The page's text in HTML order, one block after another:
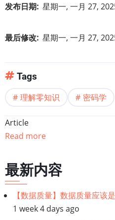
发布日期 星期一, 一月 27,
最后修改 星期一, 一月 27,
Tags
理解零知识 密码学
Article
Read more
最新内容
【数据质量】数据质量应该
1 week 4 days ago